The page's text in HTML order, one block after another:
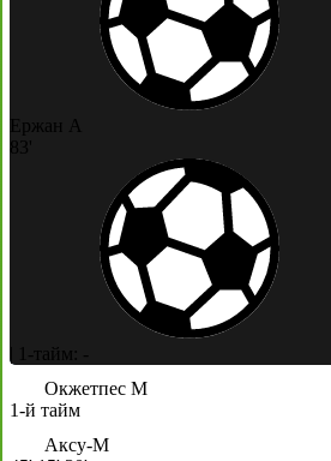
Ержан А
83'
1-тайм: -
Окжетпес М
1-й тайм
Аксу-М